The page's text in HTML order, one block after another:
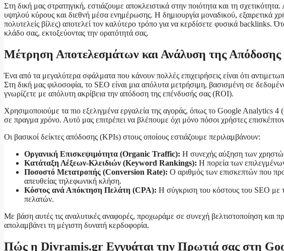
Στη δική μας στρατηγική, εστιάζουμε αποκλειστικά στην ποιότητα και τη
υψηλού κύρους και διεθνή μέσα ενημέρωσης. Η δημιουργία μοναδικού, εξαιρετικά
πολυτελείς βίλες) αποτελεί τον καλύτερο τρόπο για να κερδίσετε φυσικά backlinks.
κλάδο σας, εκτοξεύοντας την ορατότητά σας.
Μέτρηση Αποτελεσμάτων και Ανάλυση της
Ένα από τα μεγαλύτερα σφάλματα που κάνουν πολλές επιχειρήσεις είναι ότι
Στη δική μας φιλοσοφία, το SEO είναι μια απόλυτα μετρήσιμη, βασισμένη σε
γνωρίζετε με απόλυτη ακρίβεια την απόδοση της επένδυσής σας (ROI).
Χρησιμοποιούμε τα πιο εξελιγμένα εργαλεία της αγοράς, όπως το Google Analytics
σε πραγμα χρόνο. Αυτό μας επιτρέπει να βλέπουμε όχι μόνο πόσοι χρήστες
Οι βασικοί δείκτες απόδοσης (KPIs) στους οποίους εστιάζουμε περιλαμβάνουν:
Οργανική Επισκεψιμότητα (Organic Traffic): Η συνεχής αύξηση των
Κατάταξη Λέξεων-Κλειδιών (Keyword Rankings): Η πορεία των
Ποσοστό Μετατροπής (Conversion Rate): Ο αριθμός των επισκεπτών που
απευθείας τηλεφωνική κλήση.
Κόστος ανά Απόκτηση Πελάτη (CPA): Η σύγκριση του κόστους του SEO με
πελατών.
Με βάση αυτές τις αναλυτικές αναφορές, προχωράμε σε συνεχή βελτιστοποίηση και
απολαμβάνει τη μέγιστη δυνατή κερδοφορία.
Πώς η Divramis.gr Εγγυάται την Πρωτιά σας στη